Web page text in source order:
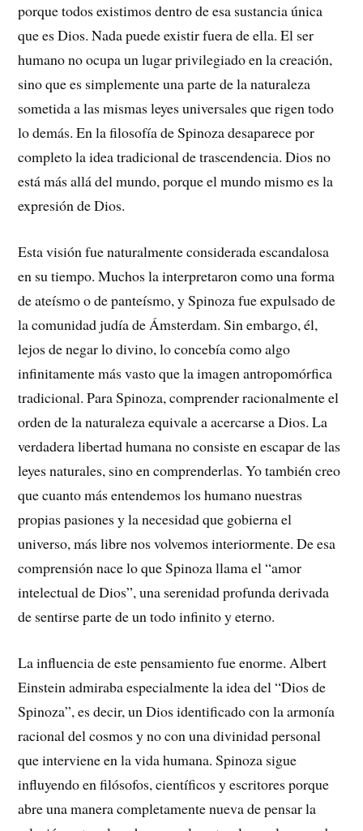
porque todos existimos dentro de esa sustancia única
que es Dios. Nada puede existir fuera de ella. El ser
humano no ocupa un lugar privilegiado en la creación,
sino que es simplemente una parte de la naturaleza
sometida a las mismas leyes universales que rigen todo
lo demás. En la filosofía de Spinoza desaparece por
completo la idea tradicional de trascendencia. Dios no
está más allá del mundo, porque el mundo mismo es la
expresión de Dios.
Esta visión fue naturalmente considerada escandalosa
en su tiempo. Muchos la interpretaron como una forma
de ateísmo o de panteísmo, y Spinoza fue expulsado de
la comunidad judía de Ámsterdam. Sin embargo, él,
lejos de negar lo divino, lo concebía como algo
infinitamente más vasto que la imagen antropomórfica
tradicional. Para Spinoza, comprender racionalmente el
orden de la naturaleza equivale a acercarse a Dios. La
verdadera libertad humana no consiste en escapar de las
leyes naturales, sino en comprenderlas. Yo también creo
que cuanto más entendemos los humano nuestras
propias pasiones y la necesidad que gobierna el
universo, más libre nos volvemos interiormente. De esa
comprensión nace lo que Spinoza llama el “amor
intelectual de Dios”, una serenidad profunda derivada
de sentirse parte de un todo infinito y eterno.
La influencia de este pensamiento fue enorme. Albert
Einstein admiraba especialmente la idea del “Dios de
Spinoza”, es decir, un Dios identificado con la armonía
racional del cosmos y no con una divinidad personal
que interviene en la vida humana. Spinoza sigue
influyendo en filósofos, científicos y escritores porque
abre una manera completamente nueva de pensar la